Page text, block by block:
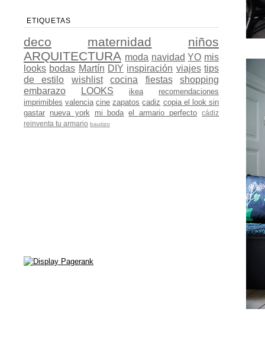
ETIQUETAS
deco maternidad
niños
ARQUITECTURA moda navidad YO mis
looks bodas Martín DIY inspiración viajes tips
de estilo
wishlist cocina fiestas
shopping
embarazo
LOOKS ikea
recomendaciones
imprimibles valencia cine zapatos cadiz copia el look sin
gastar nueva york mi boda el armario perfecto
cádiz
reinventa tu armario bautizo